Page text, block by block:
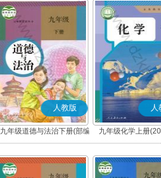
人教版
九年级道德与法治下册(部编
版)
人
九年级化学上册